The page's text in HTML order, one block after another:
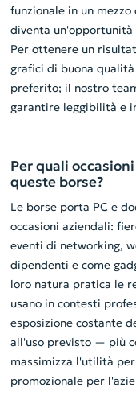
funzionale in un
diventa
Per ottenere un
grafici di buona
preferito; il nostro
garantire leggibilità e
Per quali
queste borse?
Le borse porta PC e
occasioni aziendali:
eventi di networking,
dipendenti e come
loro natura pratica le
usano in contesti
esposizione costante
all'uso previsto — più
massimizza l'utilità
promozionale per